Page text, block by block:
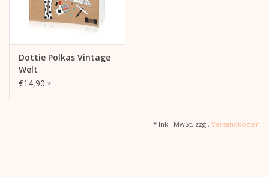
Kera Kids
Weihnachten
Geschenke
Dottie Polkas Vintage
Welt
€14,90 *
* Inkl. MwSt. zzgl. Versandkosten